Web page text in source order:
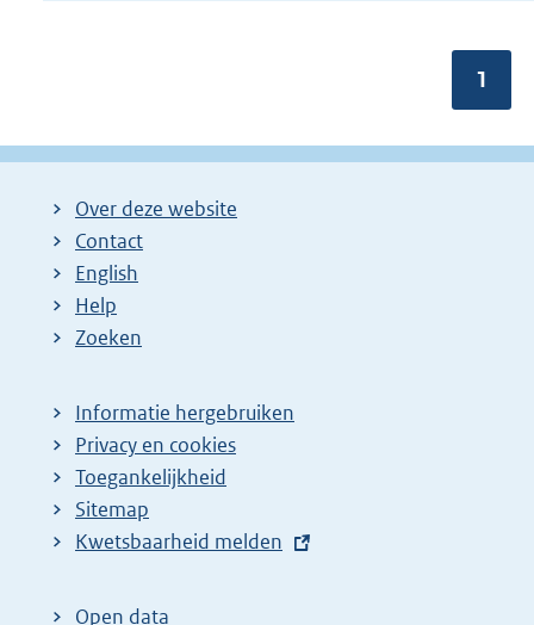
1
Over deze website
Contact
English
Help
Zoeken
Informatie hergebruiken
Privacy en cookies
Toegankelijkheid
Sitemap
E
t
Kwetsbaarheid melden
Open data